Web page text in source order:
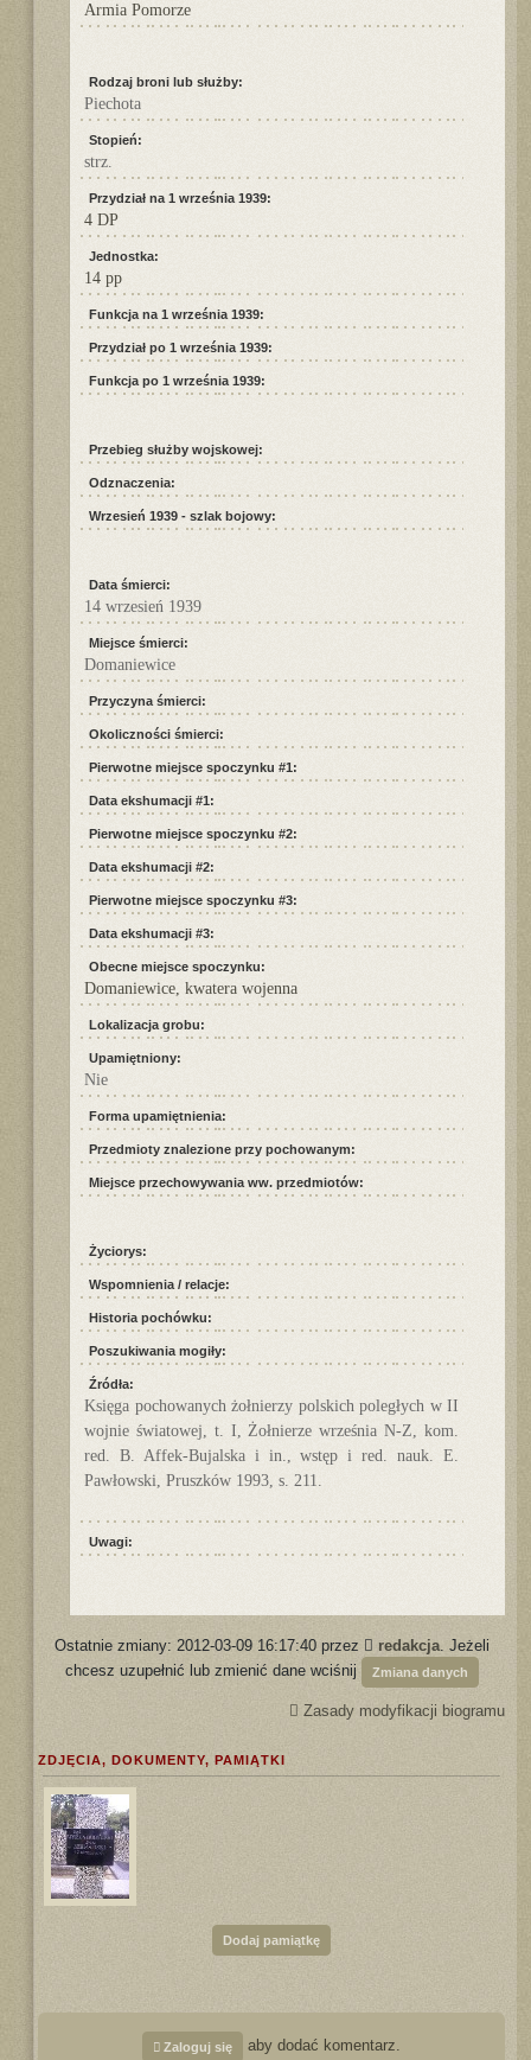
Armia Pomorze
Rodzaj broni lub służby:
Piechota
Stopień:
strz.
Przydział na 1 września 1939:
4 DP
Jednostka:
14 pp
Funkcja na 1 września 1939:
Przydział po 1 września 1939:
Funkcja po 1 września 1939:
Przebieg służby wojskowej:
Odznaczenia:
Wrzesień 1939 - szlak bojowy:
Data śmierci:
14 wrzesień 1939
Miejsce śmierci:
Domaniewice
Przyczyna śmierci:
Okoliczności śmierci:
Pierwotne miejsce spoczynku #1:
Data ekshumacji #1:
Pierwotne miejsce spoczynku #2:
Data ekshumacji #2:
Pierwotne miejsce spoczynku #3:
Data ekshumacji #3:
Obecne miejsce spoczynku:
Domaniewice, kwatera wojenna
Lokalizacja grobu:
Upamiętniony:
Nie
Forma upamiętnienia:
Przedmioty znalezione przy pochowanym:
Miejsce przechowywania ww. przedmiotów:
Życiorys:
Wspomnienia / relacje:
Historia pochówku:
Poszukiwania mogiły:
Źródła:
Księga pochowanych żołnierzy polskich poległych w II
wojnie światowej, t. I, Żołnierze września N-Z, kom.
red. B. Affek-Bujalska i in., wstęp i red. nauk. E.
Pawłowski, Pruszków 1993, s. 211.
Uwagi:
Ostatnie zmiany: 2012-03-09 16:17:40 przez redakcja. Jeżeli
chcesz uzupełnić lub zmienić dane wciśnij
Zmiana danych
Zasady modyfikacji biogramu
ZDJĘCIA, DOKUMENTY, PAMIĄTKI
Dodaj pamiątkę
Zaloguj się aby dodać komentarz.